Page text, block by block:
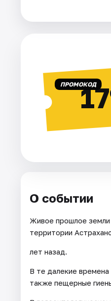
ПРОМОКОД
О событии
Живое прошлое
территории
лет назад.
В те далекие времена
также пещерные